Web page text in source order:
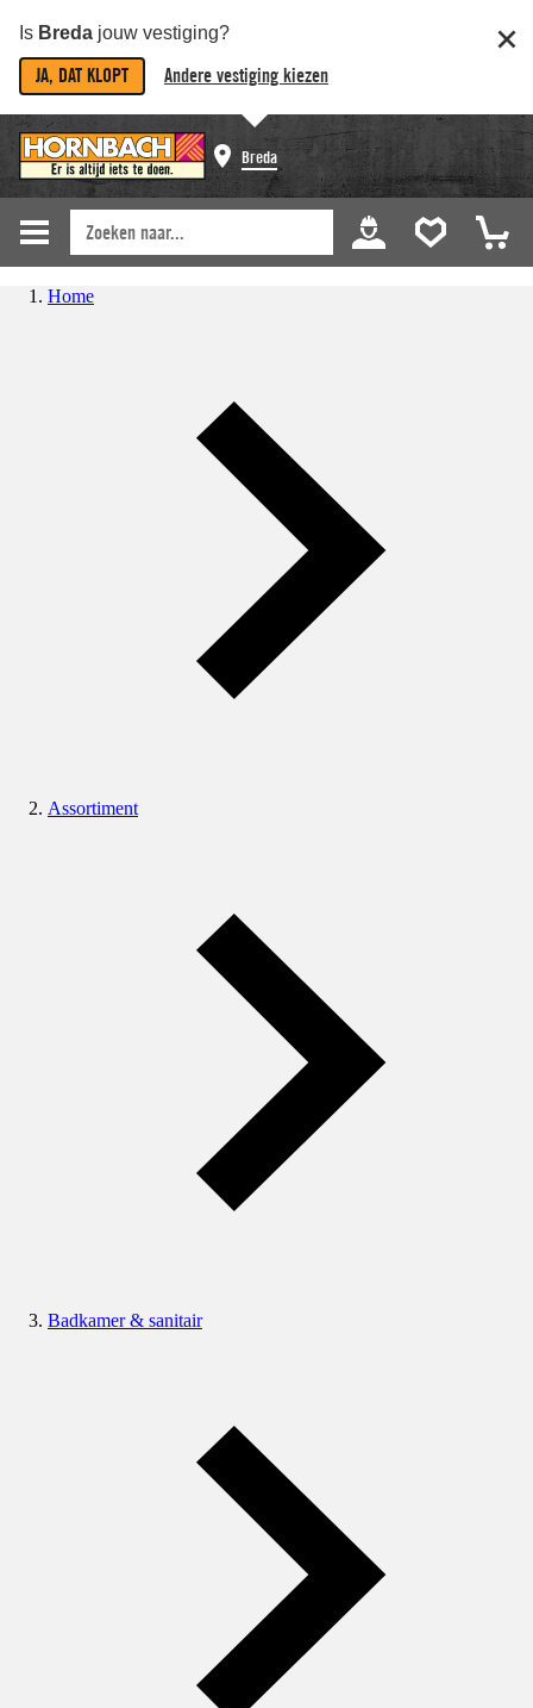
Is Breda jouw vestiging?
JA, DAT KLOPT Andere vestiging kiezen
Breda
Home
Assortiment
Badkamer & sanitair